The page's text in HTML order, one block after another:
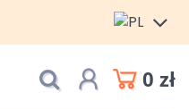
0 zł